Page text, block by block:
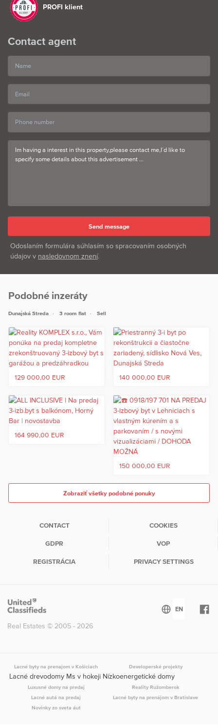
PROFI klient
Contact agent
Odoslaním formulára súhlasím so spracovaním osobných
údajov v nasledovnom znení.
Podobné inzeráty
Dunajská Streda 3 room flat Sell
129 000,00 EUR 140 000,00 EUR
164 990,00 EUR
150 000,00 EUR
Zobraziť všetky podobné ponuky
CONTACT COOKIES
GDPR VOP
REGISTRÁCIA PRIVACY SETTINGS
Real Estates © 2005 - 2026
Lacné byty na prenajom v Košiciach Developerské projekty
Lacné drevodomy Ms v hokeji Nízkoenergetické domy
Luxusné domy na predaj
Reality Ružomberok
Lacné autá na predaj
Lacné byty na prenájom v Bratislave
Novinky zo sveta áut